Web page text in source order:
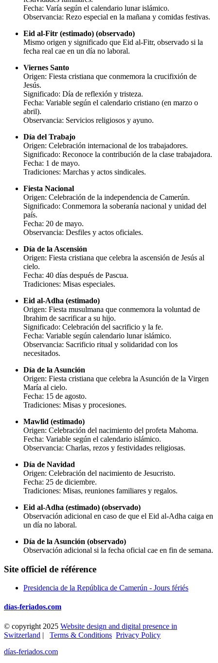
Fecha: Varía según el calendario lunar islámico.
Observancia: Rezo especial en la mañana y comidas festivas.
Eid al-Fitr (estimado) (observado)
Mismo origen y significado que Eid al-Fitr, observado si la
fecha real cae en un día no laboral.
Viernes Santo
Origen: Fiesta cristiana que conmemora la crucifixión de
Jesús.
Significado: Día de reflexión y tristeza.
Fecha: Variable según el calendario cristiano (en marzo o
abril).
Observancia: Servicios religiosos y ayuno.
Día del Trabajo
Origen: Celebración internacional de los trabajadores.
Significado: Reconoce la contribución de la clase trabajadora.
Fecha: 1 de mayo.
Tradiciones: Marchas y actos sindicales.
Fiesta Nacional
Origen: Celebración de la independencia de Camerún.
Significado: Conmemora la soberanía nacional y unidad del
país.
Fecha: 20 de mayo.
Observancia: Desfiles y actos oficiales.
Día de la Ascensión
Origen: Fiesta cristiana que celebra la ascensión de Jesús al
cielo.
Fecha: 40 días después de Pascua.
Tradiciones: Misas especiales.
Eid al-Adha (estimado)
Origen: Fiesta musulmana que conmemora la voluntad de
Ibrahim de sacrificar a su hijo.
Significado: Celebración del sacrificio y la fe.
Fecha: Variable según calendario lunar islámico.
Observancia: Sacrificio ritual y solidaridad con los
necesitados.
Día de la Asunción
Origen: Fiesta cristiana que celebra la Asunción de la Virgen
María al cielo.
Fecha: 15 de agosto.
Tradiciones: Misas y procesiones.
Mawlid (estimado)
Origen: Celebración del nacimiento del profeta Mahoma.
Fecha: Variable según el calendario islámico.
Observancia: Charlas, rezos y festividades religiosas.
Día de Navidad
Origen: Celebración del nacimiento de Jesucristo.
Fecha: 25 de diciembre.
Tradiciones: Misas, reuniones familiares y regalos.
Eid al-Adha (estimado) (observado)
Observación adicional en caso de que el Eid al-Adha caiga en
un día no laboral.
Día de la Asunción (observado)
Observación adicional si la fecha oficial cae en fin de semana.
Site officiel de référence
Presidencia de la República de Camerún - Jours fériés
días-feriados.com
© copyright 2025 Website design and digital presence in
Switzerland | Terms & Conditions Privacy Policy
días-feriados.com